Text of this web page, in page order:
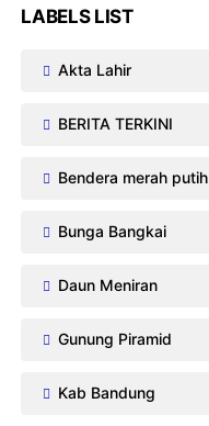
LABELS LIST
Akta Lahir
BERITA TERKINI
Bendera merah putih
Bunga Bangkai
Daun Meniran
Gunung Piramid
Kab Bandung